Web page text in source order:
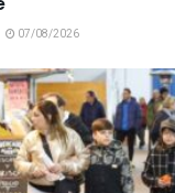
07/08/2026